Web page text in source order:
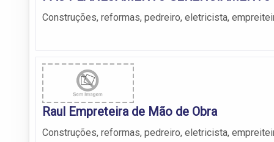
Construções, reformas, pedreiro, eletricista,
Raul Empreteira de Mão de Obra
Construções, reformas, pedreiro, eletricista,